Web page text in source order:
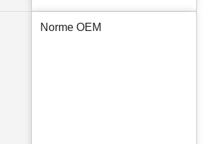
Norme OEM